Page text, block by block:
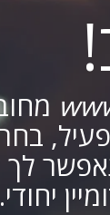
לך
יחודי.